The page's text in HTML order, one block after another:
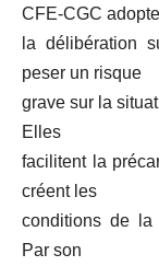
CFE-CGC adopte
la délibération
peser un risque
grave sur la
Elles
facilitent la
créent les
conditions de la
Par son